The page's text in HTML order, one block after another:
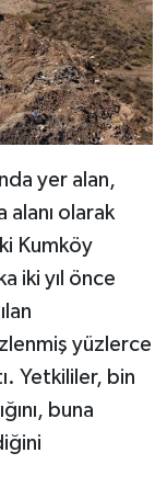
yer alan,
alanı olarak
Kumköy
iki yıl önce
yüzlerce
Yetkililer, bin
buna